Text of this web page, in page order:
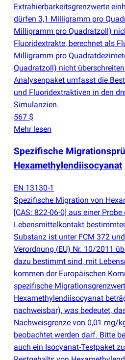
Extrahierbarkeitsgrenzwerte
dürfen 3,1 Milligramm pro
Milligramm pro Quadratzoll)
Fluoridextrakte, berechnet als
Milligramm pro
Quadratzoll) nicht
Analysenpaket umfasst die
und Fluoridextraktiven in den
Simulanzien.
567 $
Mehr lesen
Spezifische
Hexamethylendiisocyanat
EN 13130-1
Spezifische Migration von
[CAS: 822-06-0] aus einer
Lebensmittelkontakt
Substanz ist unter FCM 372
Verordnung (EU) Nr. 10/2011
dazu bestimmt sind, mit
kommen der Europäischen
spezifische Migrationsgrenzwert
Hexamethylendiisocyanat
nachweisbar), was bedeutet,
Nachweisgrenze von 0,01 mg/
beobachtet werden darf. Bitte
auch ein Isocyanat-Testpaket